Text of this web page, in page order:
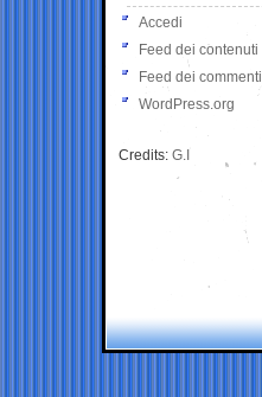
Accedi
Feed dei contenuti
Feed dei commenti
WordPress.org
Credits: G.I